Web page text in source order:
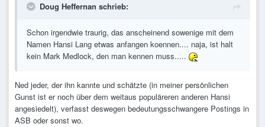
Doug Heffernan schrieb:
Schon irgendwie traurig, das anscheinend sowenige mit dem
Namen Hansi Lang etwas anfangen koennen.... naja, ist halt
kein Mark Medlock, den man kennen muss.....
Ned jeder, der ihn kannte und schätzte (in meiner persönlichen
Gunst ist er noch über dem weitaus populäreren anderen Hansi
angesiedelt), verfasst deswegen bedeutungsschwangere Postings in
ASB oder sonst wo.